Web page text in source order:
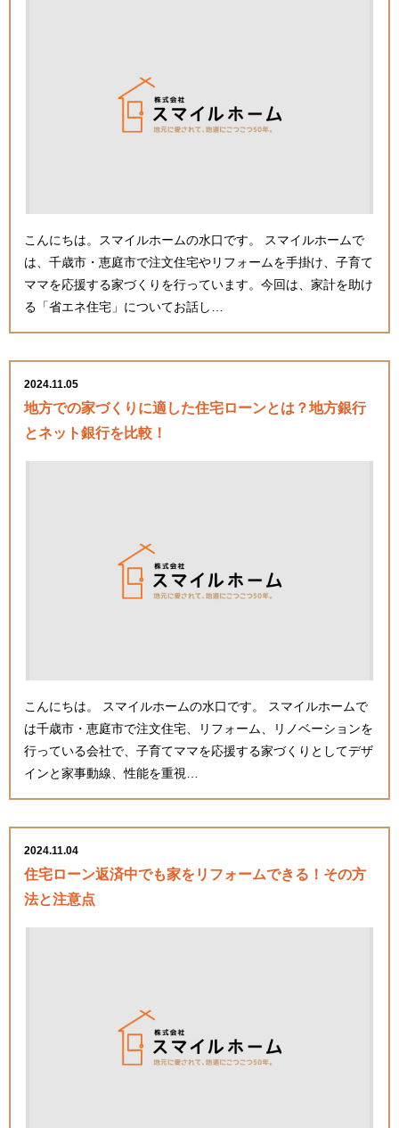
こんにちは。スマイルホームの水口です。 スマイルホームで
は、千歳市・恵庭市で注文住宅やリフォームを手掛け、子育て
ママを応援する家づくりを行っています。今回は、家計を助け
る「省エネ住宅」についてお話し…
2024.11.05
地方での家づくりに適した住宅ローンとは？地方銀行
とネット銀行を比較！
こんにちは。 スマイルホームの水口です。 スマイルホームで
は千歳市・恵庭市で注文住宅、リフォーム、リノベーションを
行っている会社で、子育てママを応援する家づくりとしてデザ
インと家事動線、性能を重視…
2024.11.04
住宅ローン返済中でも家をリフォームできる！その方
法と注意点